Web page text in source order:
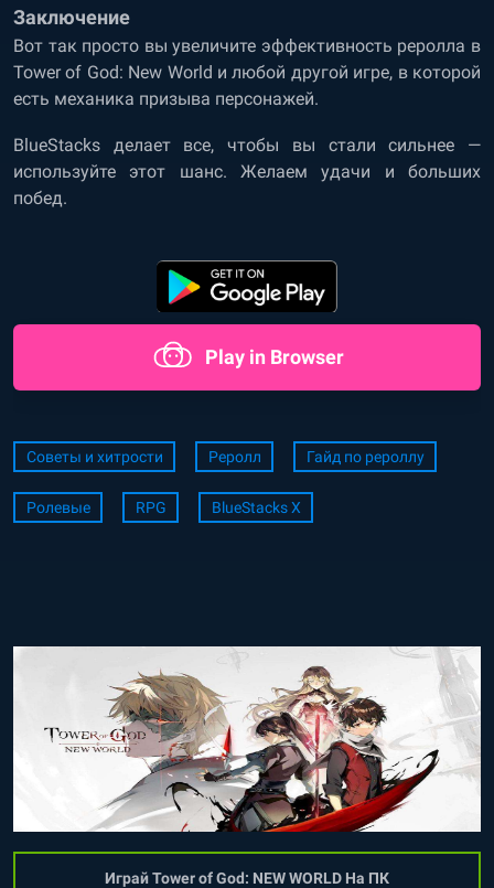
Заключение
Вот так просто вы увеличите эффективность реролла в
Tower of God: New World и любой другой игре, в которой
есть механика призыва персонажей.
BlueStacks делает все, чтобы вы стали сильнее —
используйте этот шанс. Желаем удачи и больших
побед.
Play in Browser
Советы и хитрости Реролл Гайд по рероллу
Ролевые RPG BlueStacks X
Играй Tower of God: NEW WORLD На ПК